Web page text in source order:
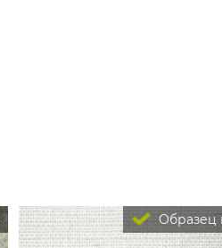
Образец